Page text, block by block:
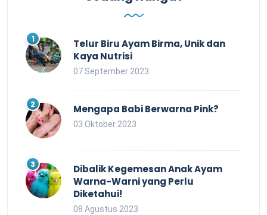
Telur Biru Ayam Birma, Unik dan
Kaya Nutrisi
07 September 2023
Mengapa Babi Berwarna Pink?
03 Oktober 2023
Dibalik Kegemesan Anak Ayam
Warna-Warni yang Perlu
Diketahui!
08 Agustus 2023